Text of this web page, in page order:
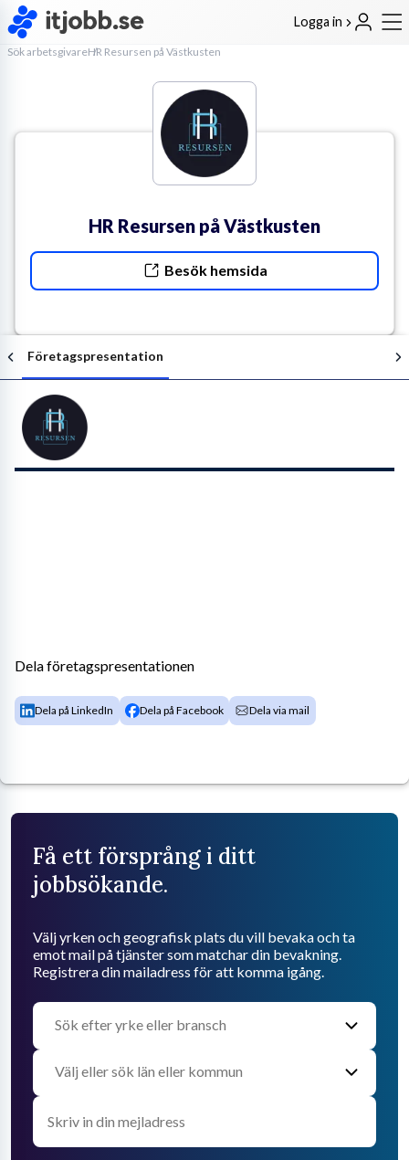
Logga in
Sök arbetsgivareHR Resursen på Västkusten
HR Resursen på Västkusten
Besök hemsida
Företagspresentation
Dela företagspresentationen
Dela på LinkedIn Dela på Facebook Dela via mail
Få ett försprång i ditt
jobbsökande.
Välj yrken och geografisk plats du vill bevaka och ta
emot mail på tjänster som matchar din bevakning.
Registrera din mailadress för att komma igång.